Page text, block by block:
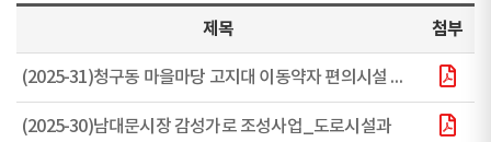
제목 첨부
(2025-31)청구동 마을마당 고지대 이동약자 편의시설 설치_도로시설과
(2025-30)남대문시장 감성가로 조성사업_도로시설과